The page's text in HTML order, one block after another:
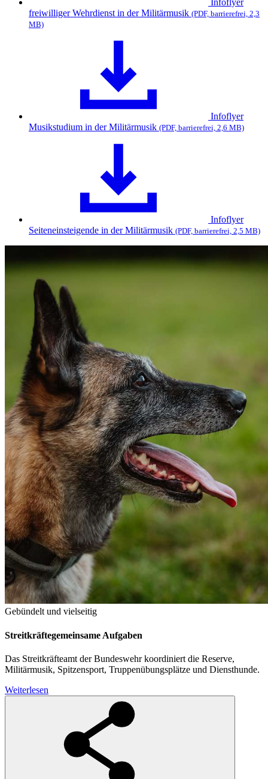
Infoflyer
freiwilliger Wehrdienst in der Militärmusik (PDF, barrierefrei, 2,3
MB)
Infoflyer
Musikstudium in der Militärmusik (PDF, barrierefrei, 2,6 MB)
Infoflyer
Seiteneinsteigende in der Militärmusik (PDF, barrierefrei, 2,5 MB)
Gebündelt und vielseitig
Streitkräftegemeinsame Aufgaben
Das Streitkräfteamt der Bundeswehr koordiniert die Reserve,
Militärmusik, Spitzensport, Truppenübungsplätze und Diensthunde.
Weiterlesen